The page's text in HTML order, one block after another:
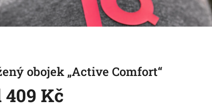
obojek „Active Comfort“
409 Kč